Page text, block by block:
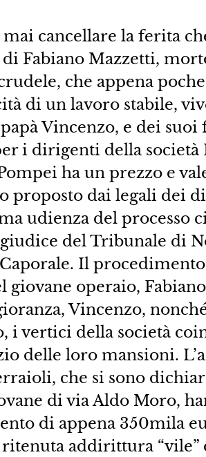
cancellare la ferita
Fabiano Mazzetti,
che appena
di un lavoro stabile,
Vincenzo, e dei suoi
i dirigenti della società
ha un prezzo e
proposto dai legali dei
udienza del processo
del Tribunale di
Il
operaio,
Vincenzo,
i vertici della società
delle loro mansioni.
che si sono
di via Aldo Moro,
di appena 350mila
addirittura “vile”